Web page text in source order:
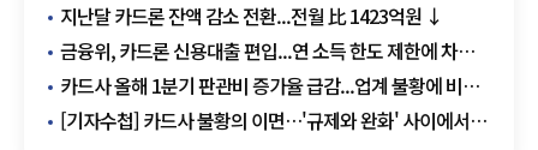
지난달 카드론 잔액 감소 전환...전월 比 1423억원 ↓
금융위, 카드론 신용대출 편입...연 소득 한도 제한에 차주·
업계 타격 우려
카드사 올해 1분기 판관비 증가율 급감...업계 불황에 비용
감축 '총력'
[기자수첩] 카드사 불황의 이면…'규제와 완화' 사이에서